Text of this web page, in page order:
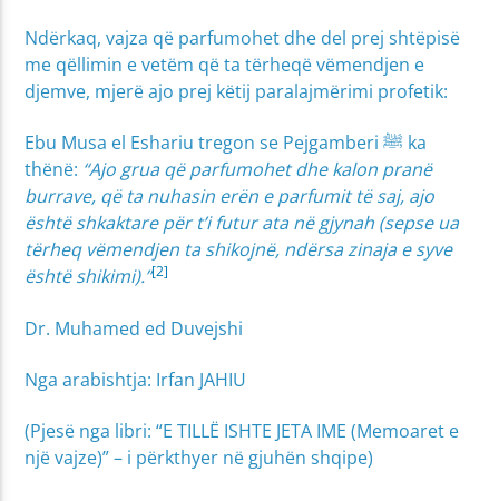
Ndërkaq, vajza që parfumohet dhe del prej shtëpisë
me qëllimin e vetëm që ta tërheqë vëmendjen e
djemve, mjerë ajo prej këtij paralajmërimi profetik:
Ebu Musa el Eshariu tregon se Pejgamberi ﷺ ka
thënë: “Ajo grua që parfumohet dhe kalon pranë
burrave, që ta nuhasin erën e parfumit të saj, ajo
është shkaktare për t’i futur ata në gjynah (sepse ua
tërheq vëmendjen ta shikojnë, ndërsa zinaja e syve
është shikimi).”[2]
Dr. Muhamed ed Duvejshi
Nga arabishtja: Irfan JAHIU
(Pjesë nga libri: “E TILLË ISHTE JETA IME (Memoaret e
një vajze)” – i përkthyer në gjuhën shqipe)